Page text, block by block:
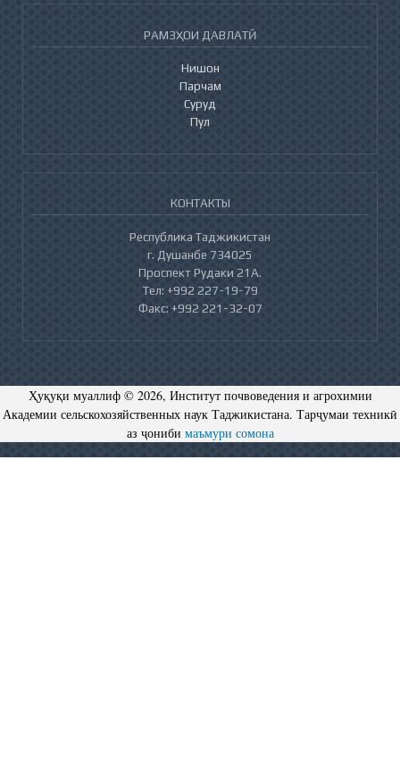
РАМЗҲОИ ДАВЛАТӢ
Нишон
Парчам
Суруд
Пул
КОНТАКТЫ
Республика Таджикистан
г. Душанбе 734025
Проспект Рудаки 21А.
Тел: +992 227-19-79
Факс: +992 221-32-07
Ҳуқуқи муаллиф © 2026, Институт почвоведения и агрохимии
Академии сельскохозяйственных наук Таджикистана. Тарҷумаи техникӣ
аз ҷониби маъмури сомона